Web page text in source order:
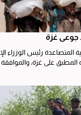
جوعى غزة
رئيس الوزراء
على غزة، والموافقة